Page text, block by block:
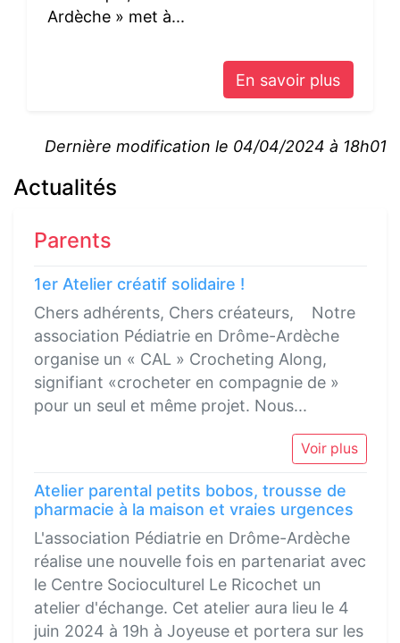
Ardèche » met à...
En savoir plus
Dernière modification le 04/04/2024 à 18h01
Actualités
Parents
1er Atelier créatif solidaire !
Chers adhérents, Chers créateurs, Notre
association Pédiatrie en Drôme-Ardèche
organise un « CAL » Crocheting Along,
signifiant «crocheter en compagnie de »
pour un seul et même projet. Nous...
Voir plus
Atelier parental petits bobos, trousse de
pharmacie à la maison et vraies urgences
L'association Pédiatrie en Drôme-Ardèche
réalise une nouvelle fois en partenariat avec
le Centre Socioculturel Le Ricochet un
atelier d'échange. Cet atelier aura lieu le 4
juin 2024 à 19h à Joyeuse et portera sur les